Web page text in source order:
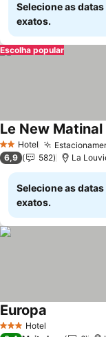
Selecione as
exatos.
Escolha popular
2 Estrelas
Hotel
Le New Matinal
6,9 582 La
Selecione as
exatos.
3 EstrelasHotel
Europa